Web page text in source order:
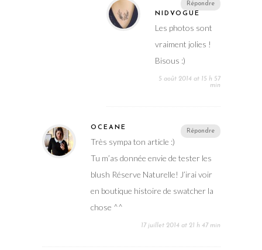
Répondre
NIDVOGUE
Les photos sont
vraiment jolies !
Bisous :)
5 août 2014 at 15 h 57
min
Répondre
OCÉANE
Très sympa ton article :)
Tu m’as donnée envie de tester les
blush Réserve Naturelle! J’irai voir
en boutique histoire de swatcher la
chose ^^
17 juillet 2014 at 21 h 47 min